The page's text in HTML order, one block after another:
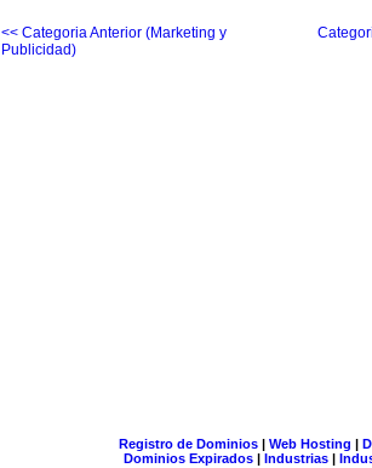
<< Categoria Anterior (Marketing y
Publicidad)
Registro de Dominios| Web Hosting |
Dominios Expirados | Industrias |